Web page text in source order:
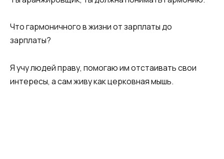
Что гармоничного в жизни от зарплаты до
зарплаты?
Я учу людей праву, помогаю им отстаивать свои
интересы, а сам живу как церковная мышь.